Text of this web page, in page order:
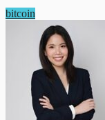
bitcoin